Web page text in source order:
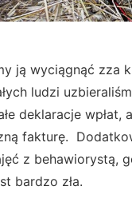
ją wyciągnąć zza
ludzi
deklaracje wpłat,
fakturę.
z behawiorystą,
bardzo zła.